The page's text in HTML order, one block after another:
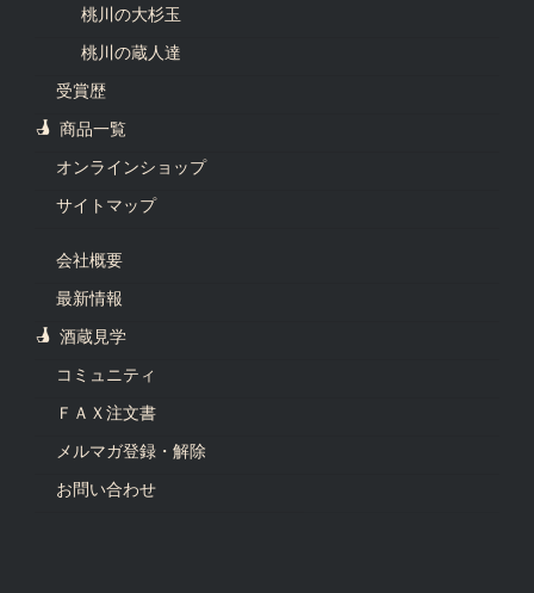
桃川の大杉玉
桃川の蔵人達
受賞歴
商品一覧
オンラインショップ
サイトマップ
会社概要
最新情報
酒蔵見学
コミュニティ
ＦＡＸ注文書
メルマガ登録・解除
お問い合わせ